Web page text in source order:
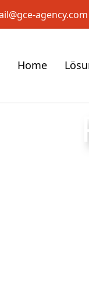
agency.com
Home